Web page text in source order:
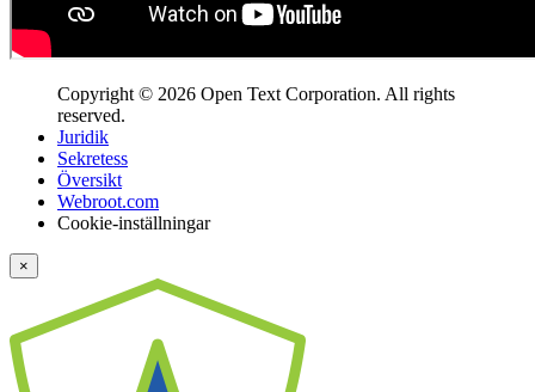
Copyright © 2026 Open Text Corporation. All rights
reserved.
Juridik
Sekretess
Översikt
Webroot.com
Cookie-inställningar
×